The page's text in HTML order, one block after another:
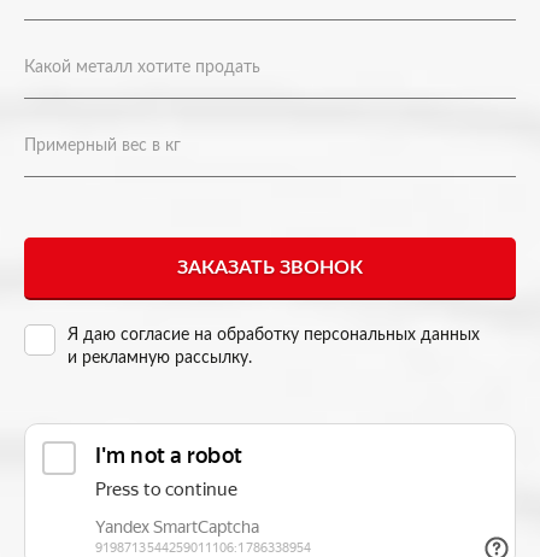
Я даю согласие на обработку персональных данных
и рекламную рассылку.